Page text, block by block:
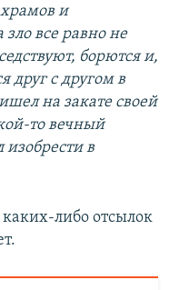
и
все равно не
борются и,
друг с другом в
на закате своей
то вечный
изобрести в
либо отсылок